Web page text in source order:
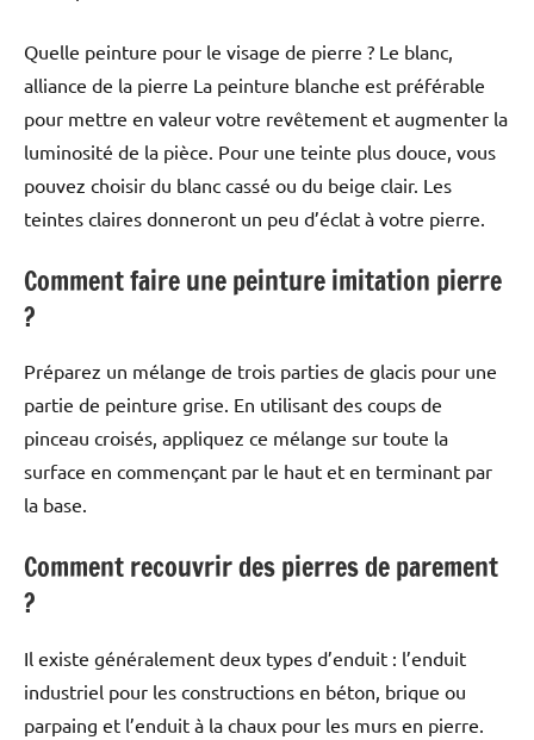
Quelle peinture pour le visage de pierre ? Le blanc,
alliance de la pierre La peinture blanche est préférable
pour mettre en valeur votre revêtement et augmenter la
luminosité de la pièce. Pour une teinte plus douce, vous
pouvez choisir du blanc cassé ou du beige clair. Les
teintes claires donneront un peu d’éclat à votre pierre.
Comment faire une peinture imitation pierre
?
Préparez un mélange de trois parties de glacis pour une
partie de peinture grise. En utilisant des coups de
pinceau croisés, appliquez ce mélange sur toute la
surface en commençant par le haut et en terminant par
la base.
Comment recouvrir des pierres de parement
?
Il existe généralement deux types d’enduit : l’enduit
industriel pour les constructions en béton, brique ou
parpaing et l’enduit à la chaux pour les murs en pierre.